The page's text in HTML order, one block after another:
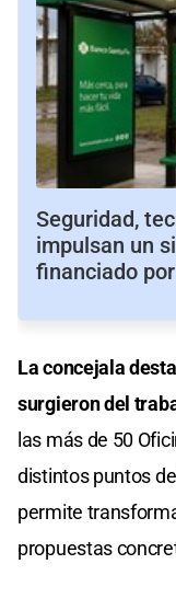
Seguridad,
impulsan un
financiado
La concejala
surgieron del
las más de 50
distintos puntos
permite
propuestas